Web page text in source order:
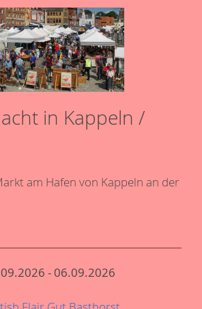
in Kappeln /
am Hafen von Kappeln an der
- 06.09.2026